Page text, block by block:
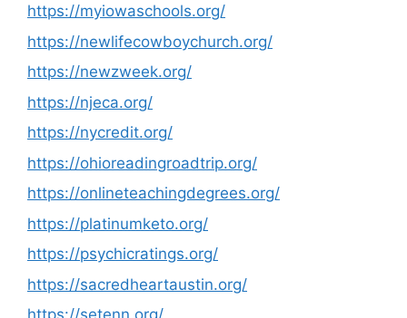
https://myiowaschools.org/
https://newlifecowboychurch.org/
https://newzweek.org/
https://njeca.org/
https://nycredit.org/
https://ohioreadingroadtrip.org/
https://onlineteachingdegrees.org/
https://platinumketo.org/
https://psychicratings.org/
https://sacredheartaustin.org/
https://setenn.org/